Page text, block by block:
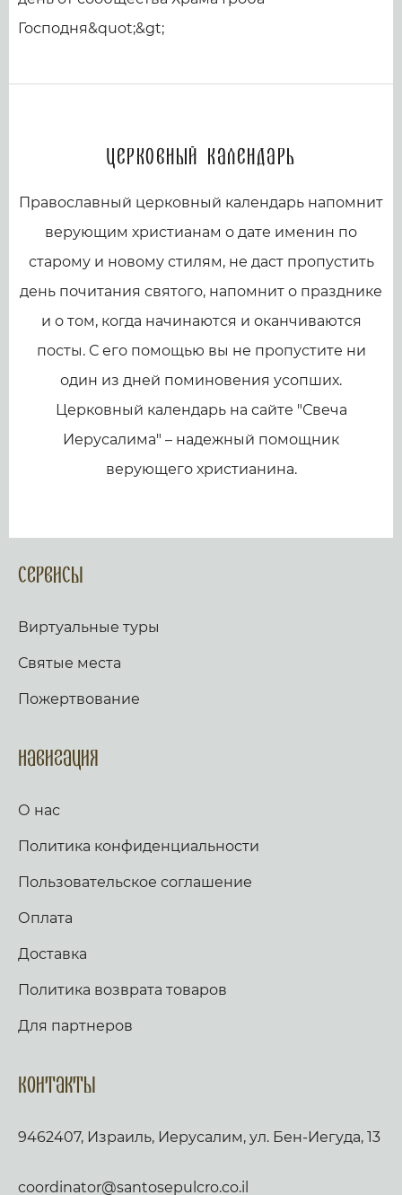
Господня&quot;&gt;
Церковный календарь
Православный церковный календарь напомнит
верующим христианам о дате именин по
старому и новому стилям, не даст пропустить
день почитания святого, напомнит о празднике
и о том, когда начинаются и оканчиваются
посты. С его помощью вы не пропустите ни
один из дней поминовения усопших.
Церковный календарь на сайте "Свеча
Иерусалима" – надежный помощник
верующего христианина.
Сервисы
Виртуальные туры
Святые места
Пожертвование
Навигация
О нас
Политика конфиденциальности
Пользовательское соглашение
Оплата
Доставка
Политика возврата товаров
Для партнеров
Контакты
9462407, Израиль, Иерусалим, ул. Бен-Иегуда, 13
coordinator@santosepulcro.co.il